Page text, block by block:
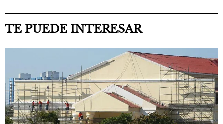
TE PUEDE INTERESAR